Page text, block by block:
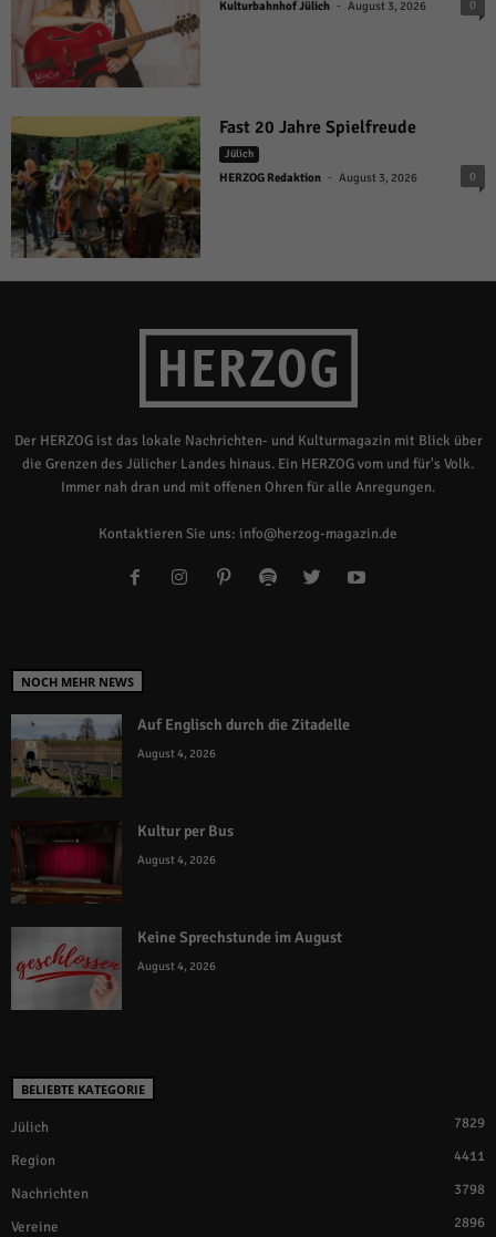
Kulturbahnhof Jülich - August 3, 2026 0
Fast 20 Jahre Spielfreude
Jülich
HERZOG Redaktion - August 3, 2026 0
Der HERZOG ist das lokale Nachrichten- und Kulturmagazin mit Blick über
die Grenzen des Jülicher Landes hinaus. Ein HERZOG vom und für's Volk.
Immer nah dran und mit offenen Ohren für alle Anregungen.
Kontaktieren Sie uns: info@herzog-magazin.de
NOCH MEHR NEWS
Auf Englisch durch die Zitadelle
August 4, 2026
Kultur per Bus
August 4, 2026
Keine Sprechstunde im August
August 4, 2026
BELIEBTE KATEGORIE
Jülich 7829
Region 4411
Nachrichten 3798
Vereine 2896